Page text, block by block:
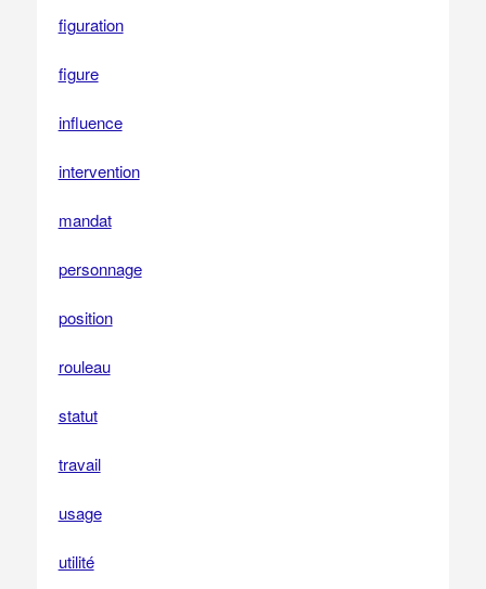
figuration
figure
influence
intervention
mandat
personnage
position
rouleau
statut
travail
usage
utilité